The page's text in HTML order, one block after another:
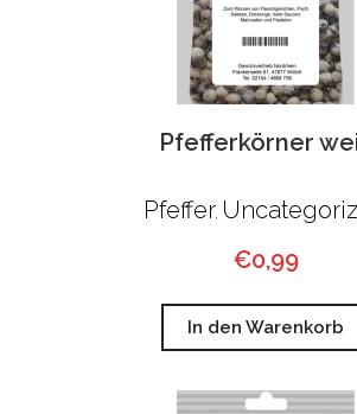
Pfefferkörner
Pfeffer,
€0,99
In den Warenkorb